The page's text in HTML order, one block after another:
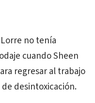
no tenía
cuando Sheen
regresar al trabajo
desintoxicación.